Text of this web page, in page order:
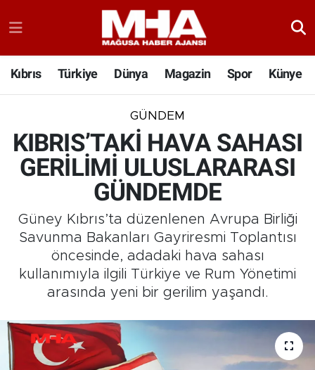
Kıbrıs Türkiye Dünya Magazin Spor Künye
GÜNDEM
KIBRIS’TAKİ HAVA SAHASI
GERİLİMİ ULUSLARARASI
GÜNDEMDE
Güney Kıbrıs’ta düzenlenen Avrupa Birliği
Savunma Bakanları Gayriresmi Toplantısı
öncesinde, adadaki hava sahası
kullanımıyla ilgili Türkiye ve Rum Yönetimi
arasında yeni bir gerilim yaşandı.